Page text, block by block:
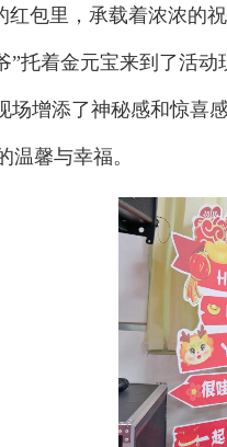
红包里，承载着浓浓的
托着金元宝来到了活动
场增添了神秘感和惊喜
温馨与幸福。